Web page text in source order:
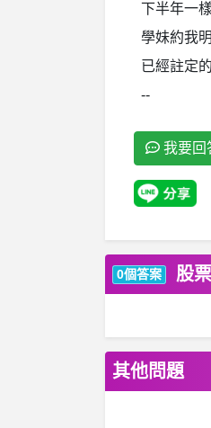
下半年一
學妹約我
已經註定
--
我要回
0個答案 股
其他問題